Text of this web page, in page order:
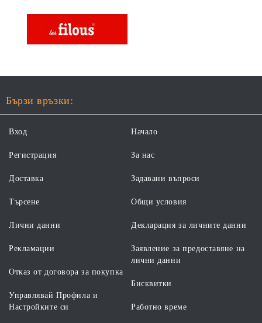
Бързи връзки:
Вход
Регистрация
Доставка
Търсене
Начало
За нас
Задавани въпроси
Общи условия
Лични данни
Рекламации
Отказ от договора за покупка
Управлявай Профила и
Настройките си
Декларация за личните данни
Заявление за предоставяне на
лични данни
Бисквитки
Работно време